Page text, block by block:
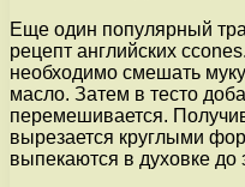
Еще один популярный
рецепт английских
необходимо смешать
масло. Затем в тесто
перемешивается.
вырезается круглыми
выпекаются в духовке до